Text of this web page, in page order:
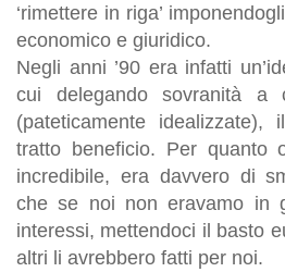
‘rimettere in riga’
economico e giuridico.
Negli anni ’90 era infatti
cui delegando sovranità a
(pateticamente
tratto beneficio. Per quanto
incredibile, era davvero di
che se noi non eravamo in
interessi, mettendoci il basto
altri li avrebbero fatti per noi.